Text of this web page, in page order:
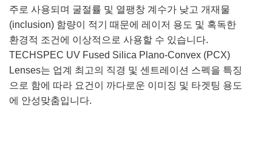
주로 사용되며 굴절률 및 열팽창 계수가 낮고 개재물
(inclusion) 함량이 적기 때문에 레이저 용도 및 혹독한
환경적 조건에 이상적으로 사용할 수 있습니다.
TECHSPEC UV Fused Silica Plano-Convex (PCX)
Lenses는 업계 최고의 직경 및 센트레이션 스펙을 특징
으로 함에 따라 요건이 까다로운 이미징 및 타겟팅 용도
에 안성맞춤입니다.